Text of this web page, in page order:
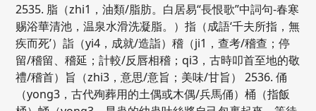
2535. 脂（zhi1，油類/脂肪。白居易“長恨歌”中詞句-春寒
赐浴華清池，温泉水滑洗凝脂。）指（成語‘千夫所指，無
疾而死’）詣（yi4，成就/造詣）稽（ji1，查考/稽查；停
留/稽留、稽延；計較/反唇相稽；qi3，古時叩首至地的敬
禮/稽首）旨（zhi3，意思/意旨；美味/甘旨） 2536. 俑
（yong3，古代殉葬用的土偶或木偶/兵馬俑）桶（指飯